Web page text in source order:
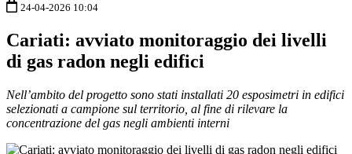
24-04-2026 10:04
Cariati: avviato monitoraggio dei livelli
di gas radon negli edifici
Nell’ambito del progetto sono stati installati 20 esposimetri in edifici
selezionati a campione sul territorio, al fine di rilevare la
concentrazione del gas negli ambienti interni